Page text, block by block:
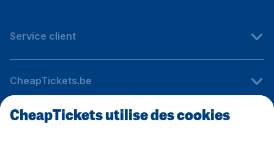
Service client
CheapTickets.be
Sites internationaux
CheapTickets utilise des cookies